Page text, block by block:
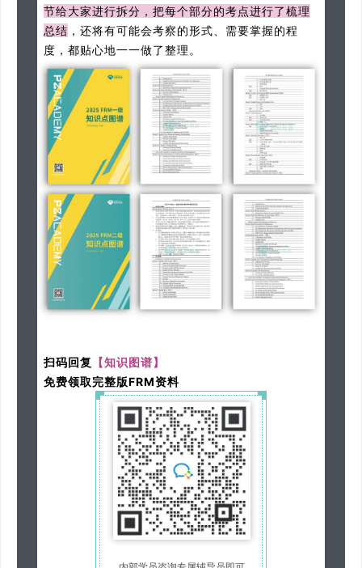
节给大家进行拆分，把每个部分的考点进行了梳理
总结 ，还将有可能会考察的形式、需要掌握的程
度，都贴心地一一做了整理。
扫码回复
【知识图谱】
免费领取完整版FRM资料